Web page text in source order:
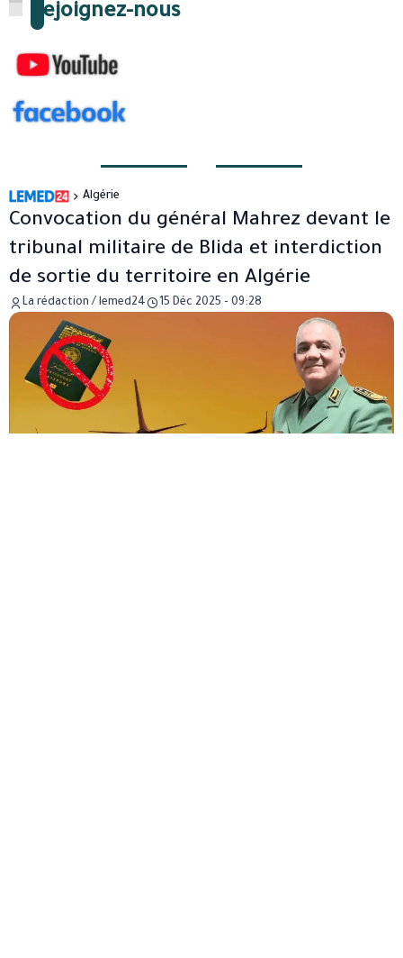
Rejoignez-nous
Algérie
Convocation du général Mahrez devant le
tribunal militaire de Blida et interdiction
de sortie du territoire en Algérie
La rédaction / lemed24 15 Déc 2025 - 09:28